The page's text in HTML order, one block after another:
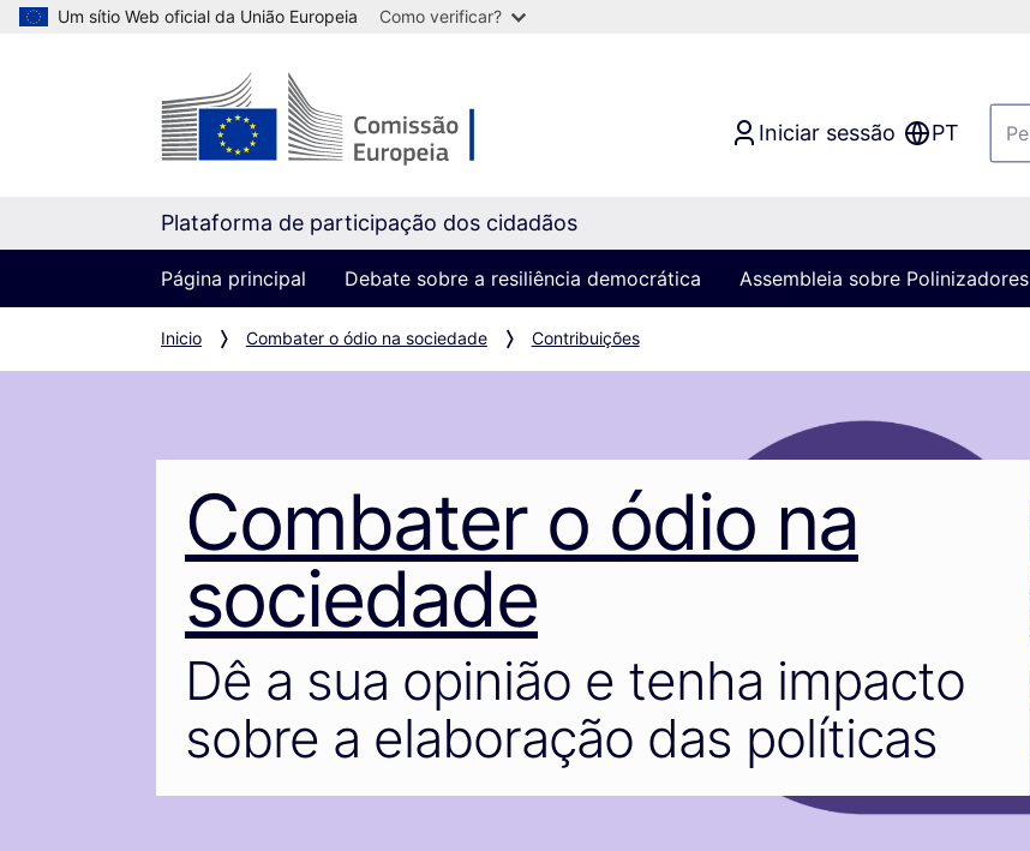
Um sítio Web oficial da União Europeia Como verificar?
Iniciar sessão PT
Plataforma de participação dos cidadãos
Página principal Debate sobre a resiliência democrática Assembleia sobre Polinizadores
Inicio Combater o ódio na sociedade Contribuições
Combater o ódio na
sociedade
Dê a sua opinião e tenha impacto
sobre a elaboração das políticas